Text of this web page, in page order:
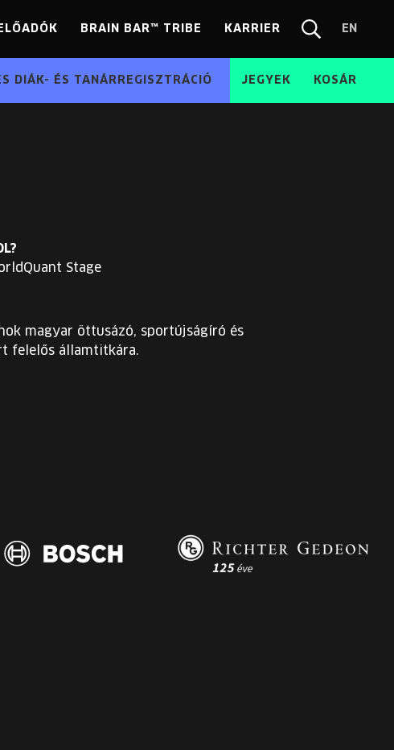
BRAIN BAR™ TRIBE KARRIER EN
EN
DIÁK- ÉS TANÁRREGISZTRÁCIÓ JEGYEK KOSÁR
Stage
magyar öttusázó, sportújságíró és
felelős államtitkára.